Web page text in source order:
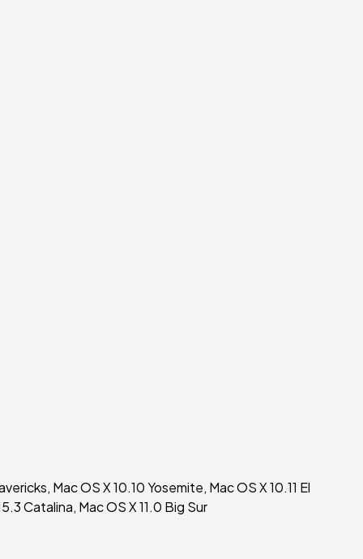
Mac OS X 10.10 Yosemite, Mac OS X 10.11 El
Catalina, Mac OS X 11.0 Big Sur